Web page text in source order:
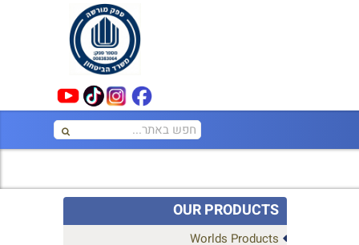
OUR PRODUCTS
Worlds Products